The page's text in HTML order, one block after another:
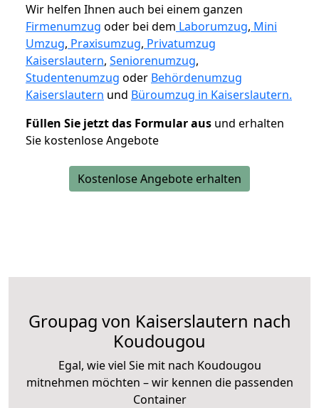
Wir helfen Ihnen auch bei einem ganzen
Firmenumzug oder bei dem Laborumzug, Mini
Umzug, Praxisumzug, Privatumzug
Kaiserslautern, Seniorenumzug,
Studentenumzug oder Behördenumzug
Kaiserslautern und Büroumzug in Kaiserslautern.
Füllen Sie jetzt das Formular aus und erhalten
Sie kostenlose Angebote
Kostenlose Angebote erhalten
Groupag von Kaiserslautern nach
Koudougou
Egal, wie viel Sie mit nach Koudougou
mitnehmen möchten – wir kennen die passenden
Container